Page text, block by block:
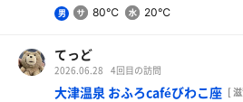
男 80℃ 20℃
てっど
2026.06.28 4回目の訪問
大津温泉 おふろcaféびわこ座 [